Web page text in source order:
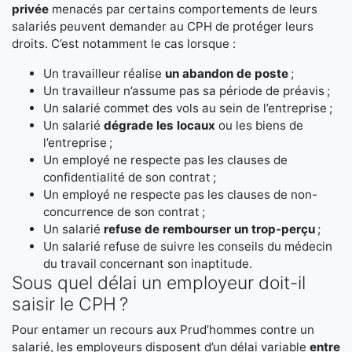
privée menacés par certains comportements de leurs
salariés peuvent demander au CPH de protéger leurs
droits. C’est notamment le cas lorsque :
Un travailleur réalise un abandon de poste ;
Un travailleur n’assume pas sa période de préavis ;
Un salarié commet des vols au sein de l’entreprise ;
Un salarié dégrade les locaux ou les biens de
l’entreprise ;
Un employé ne respecte pas les clauses de
confidentialité de son contrat ;
Un employé ne respecte pas les clauses de non-
concurrence de son contrat ;
Un salarié refuse de rembourser un trop-perçu ;
Un salarié refuse de suivre les conseils du médecin
du travail concernant son inaptitude.
Sous quel délai un employeur doit-il
saisir le CPH ?
Pour entamer un recours aux Prud’hommes contre un
salarié, les employeurs disposent d’un délai variable entre